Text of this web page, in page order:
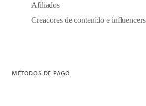
Afiliados
Creadores de contenido e influencers
MÉTODOS DE PAGO